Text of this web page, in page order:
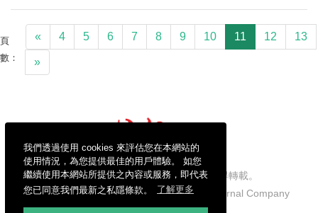
我們透過使用 cookies 來評估您在本網站的
使用情況，為您提供最佳的用戶體驗。 如您
繼續使用本網站所提供之內容或服務，即代表
您已同意我們最新之私隱條款。
了解更多
頁
數：
« 4 5 6 7 8 9 10 11 12 13
»
信報財經新聞有限公司版權所有，不得轉載。
Copyright © 2026 Hong Kong Economic Journal Company